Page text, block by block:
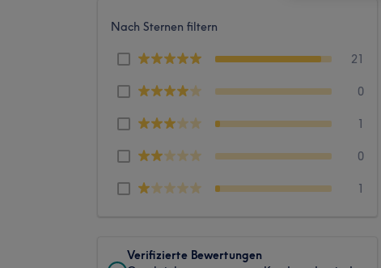
Nach Sternen filtern
21
0
1
0
1
Verifizierte Bewertungen